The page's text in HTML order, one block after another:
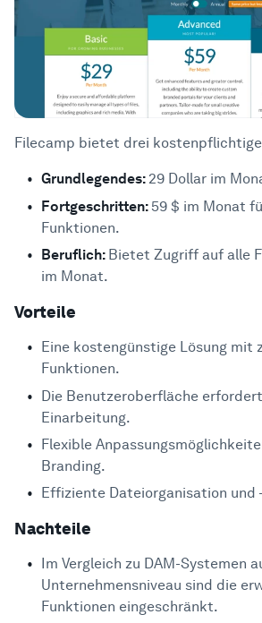
Filecamp bietet drei kostenpflichtige
Grundlegendes: 29 Dollar im
Fortgeschritten: 59 $ im Monat
Funktionen.
Beruflich: Bietet Zugriff auf alle
im Monat.
Vorteile
Eine kostengünstige Lösung mit
Funktionen.
Die Benutzeroberfläche
Einarbeitung.
Flexible
Branding.
Effiziente Dateiorganisation und
Nachteile
Im Vergleich zu DAM-Systemen
Unternehmensniveau sind die
Funktionen eingeschränkt.